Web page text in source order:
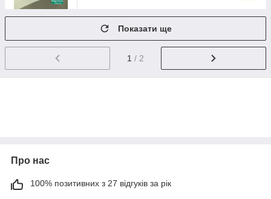
Показати ще
1 / 2
Про нас
100% позитивних з 27 відгуків за рік